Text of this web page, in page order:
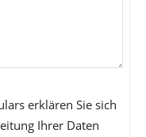
erklären Sie sich
Ihrer Daten